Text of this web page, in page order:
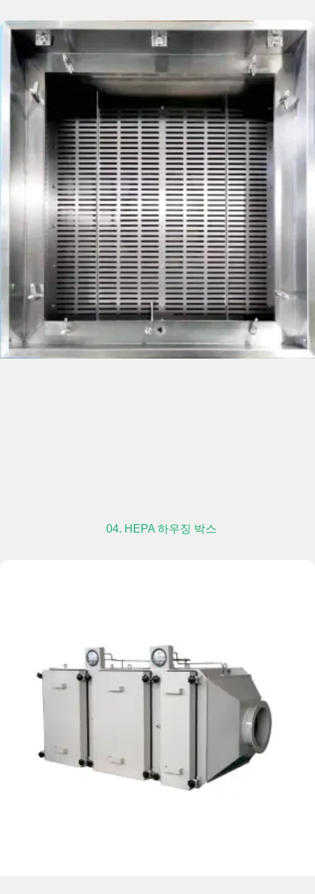
04. HEPA 하우징 박스